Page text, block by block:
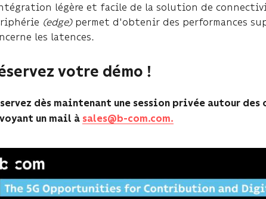
légère et facile de la solution de
(edge)permet d'obtenir des performances
les latences.
votre démo !
dès maintenant une session privée autour
un mail à sales@b-com.com.